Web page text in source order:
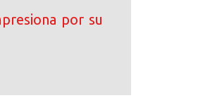
por su